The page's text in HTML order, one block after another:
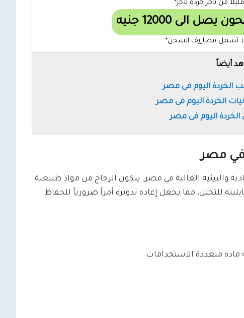
من تاجر خردة لأخر*
الى 12000 جنيه
لا تشمل مصاريف الشحن*
أيضاً
الخردة اليوم فى مصر
الخردة اليوم فى مصر
اليوم فى مصر
في مصر
والبيئية العالية في مصر. يتكون الزجاج من مواد طبيعية
للتحلل، مما يجعل إعادة تدويره أمراً ضرورياً للحفاظ
مادة متعددة الاستخدامات